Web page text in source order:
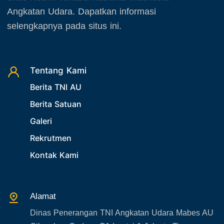
23. Operasi TNI
26. Agenda Yasarini
27. Politik
28. Bukan Berita TNI AU
29. Akademik
30. Organisasi TNI
31. SPAM
34. Agenda Kabupaten/Kota
November 2025
Angkatan Udara. Dapatkan informasi
selengkapnya pada situs ini.
Tentang Kami
Berita TNI AU
Berita Satuan
Galeri
Rekrutmen
Kontak Kami
Alamat
Dinas Penerangan TNI Angkatan Udara Mabes AU